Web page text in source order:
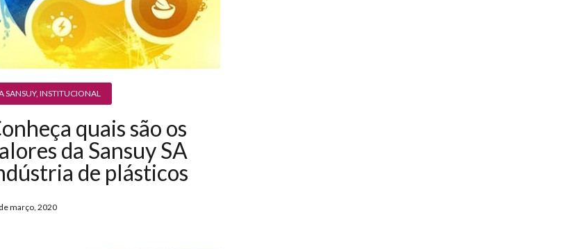
SANSUY, INSTITUCIONAL
quais são os
da Sansuy SA
de plásticos
março, 2020